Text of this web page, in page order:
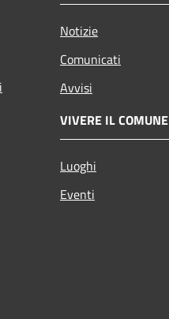
Notizie
Comunicati
Avvisi
VIVERE IL COMUNE
Luoghi
Eventi